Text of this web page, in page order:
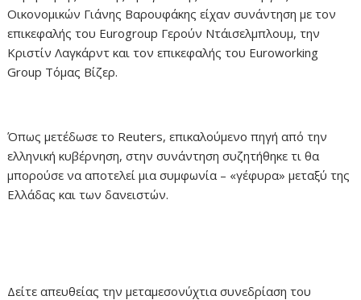
Οικονομικών Γιάνης Βαρουφάκης είχαν συνάντηση με τον
επικεφαλής του Eurogroup Γερούν Ντάισελμπλουμ, την
Κριστίν Λαγκάρντ και τον επικεφαλής του Euroworking
Group Τόμας Βίζερ.
Όπως μετέδωσε το Reuters, επικαλούμενο πηγή από την
ελληνική κυβέρνηση, στην συνάντηση συζητήθηκε τι θα
μπορούσε να αποτελεί μια συμφωνία – «γέφυρα» μεταξύ της
Ελλάδας και των δανειστών.
Δείτε απευθείας την μεταμεσονύχτια συνεδρίαση του